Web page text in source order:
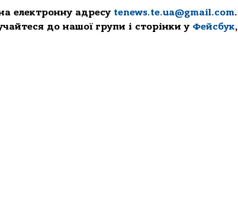
електронну адресу tenews.te.ua@gmail.com.
до нашої групи і сторінки у Фейсбук,